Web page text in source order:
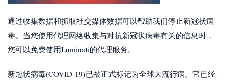
通过收集数据和抓取社交媒体数据可以帮助我们停止新冠状病
毒。当您使用代理网络收集与对抗新冠状病毒有关的信息时，
您可以免费使用Luminati的代理服务。
新冠状病毒(COVID-19)已被正式标记为全球大流行病。它已经